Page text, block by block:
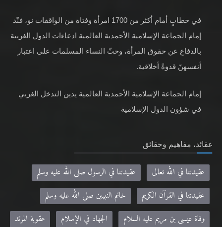
في خطابٍ أمام أكثر من 1700 امرأة وفتاة من الواقفات نو، فنّد
إمام الجماعة الإسلامية الأحمدية العالمية ادعاءات الدول الغربية
بالدفاع عن حقوق المرأة، وحثّ النساء المسلمات على اعتبار
أنفسهنّ قدوةً أخلاقية.
إمام الجماعة الإسلامية الأحمدية العالمية يدين التدخل الغربي
في شؤون الدول الإسلامية
عقائد، مفاهيم وحقائق
عقيدتنا في الله تعالى
عقيدتنا في الرسول صلى الله عليه وسلم
عقيدتنا في القرآن الكريم
خاتم النبيين صلى الله عليه وسلم
وفاة عيسى بن مريم عليه السلام
الجهاد في الإسلام
عقوبة المرتد